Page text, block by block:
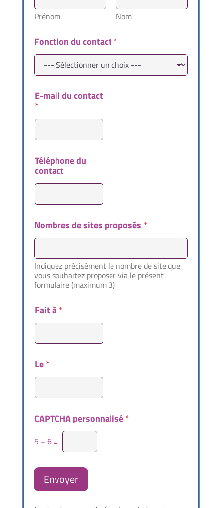
Prénom Nom
Fonction du contact *
E-mail du contact
*
Téléphone du
contact
Nombres de sites proposés *
Indiquez précisément le nombre de site que
vous souhaitez proposer via le présent
formulaire (maximum 3)
é
j
p
s
s
b
e
)
r
a
é
Fait à*
Le*
CAPTCHA personnalisé*
5 + 6 =
Envoyer